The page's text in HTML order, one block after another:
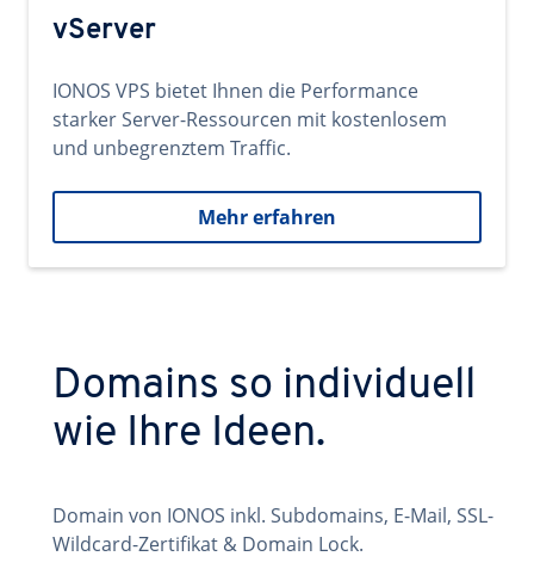
vServer
IONOS VPS bietet Ihnen die Performance
starker Server-Ressourcen mit kostenlosem
und unbegrenztem Traffic.
Mehr erfahren
Domains so individuell
wie Ihre Ideen.
Domain von IONOS inkl. Subdomains, E-Mail, SSL-
Wildcard-Zertifikat & Domain Lock.